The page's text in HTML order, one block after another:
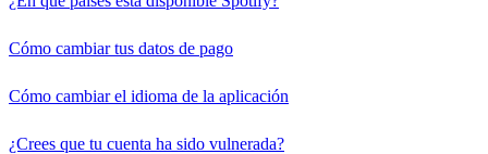
Cómo cambiar tus datos de pago
Cómo cambiar el idioma de la aplicación
¿Crees que tu cuenta ha sido vulnerada?